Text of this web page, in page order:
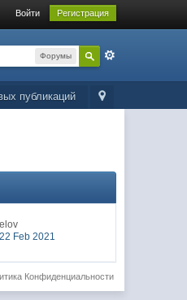
Войти Регистрация
Форумы
публикаций
Feb 2021
Конфиденциальности